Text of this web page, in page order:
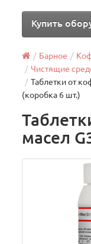
Купить
Барное
Чистящие
Таблетки от
(коробка 6 шт.)
масел